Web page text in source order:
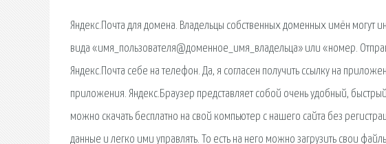
Яндекс.Почта для домена. Владельцы собственных доменных имён могут
вида «имя_пользователя@доменное_имя_владельца» или «номер.
Яндекс.Почта себе на телефон. Да, я согласен получить ссылку на
приложения. Яндекс.Браузер представляет собой очень удобный,
можно скачать бесплатно на свой компьютер с нашего сайта без
данные и легко ими управлять. То есть на него можно загрузить свои